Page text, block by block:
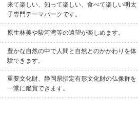
来て楽しい、知って楽しい、食べて楽しい明太
子専門テーマパークです。
原生林美や駿河湾等の遠望が楽しめます。
豊かな自然の中で人間と自然とのかかわりを体
験できます。
重要文化財、静岡県指定有形文化財の仏像群を
一堂に鑑賞できます。